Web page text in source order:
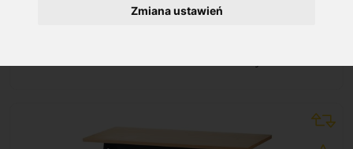
Zmiana ustawień